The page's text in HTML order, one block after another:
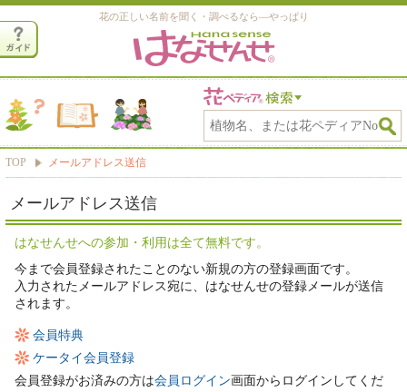
花の正しい名前を聞く・調べるなら―やっぱり
TOP メールアドレス送信
メールアドレス送信
はなせんせへの参加・利用は全て無料です。
今まで会員登録されたことのない新規の方の登録画面です。
入力されたメールアドレス宛に、はなせんせの登録メールが送信
されます。
会員特典
ケータイ会員登録
会員登録がお済みの方は会員ログイン画面からログインしてくだ